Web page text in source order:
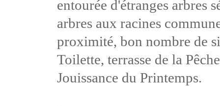
entourée d'étranges arbres
arbres aux racines
proximité, bon nombre de
Toilette, terrasse de la
Jouissance du Printemps.